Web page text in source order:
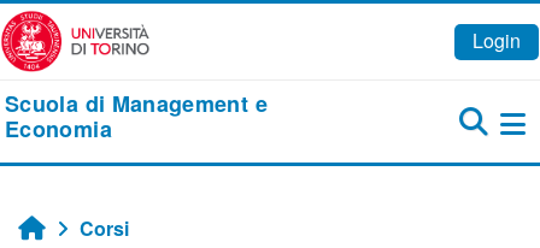
Vai al contenuto principale
Login
Scuola di Management e
Economia
Home
Corsi